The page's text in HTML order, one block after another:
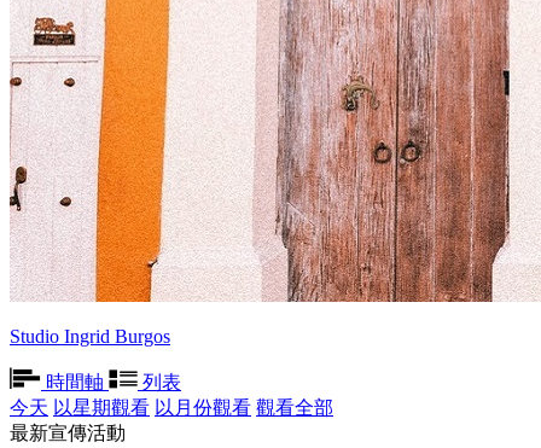
Studio Ingrid Burgos
時間軸
列表
今天 以星期觀看 以月份觀看 觀看全部
最新宣傳活動